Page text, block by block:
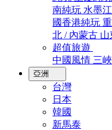
南純玩 水墨
國香港純玩
北 / 內蒙古 山
超值旅遊
中國風情 三
亞洲
台灣
日本
韓國
新馬泰